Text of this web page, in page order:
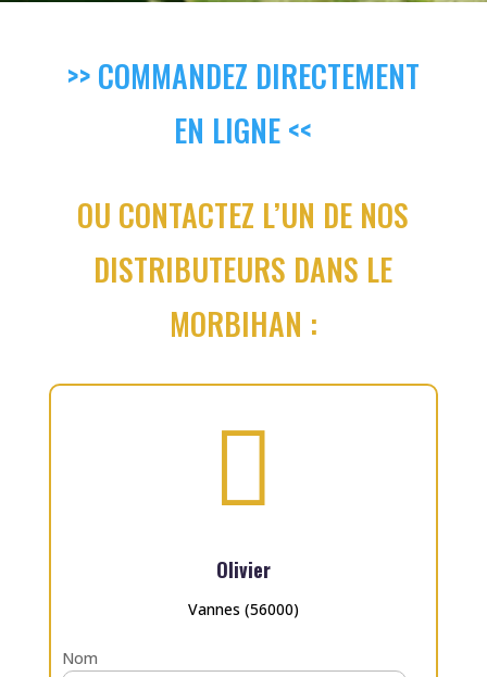
>> COMMANDEZ DIRECTEMENT
EN LIGNE <<
OU CONTACTEZ L’UN DE NOS
DISTRIBUTEURS DANS LE
MORBIHAN :

Olivier
Vannes (56000)
Nom